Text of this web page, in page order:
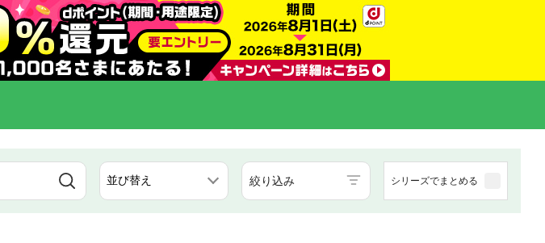
絞り込み シリーズでまとめる